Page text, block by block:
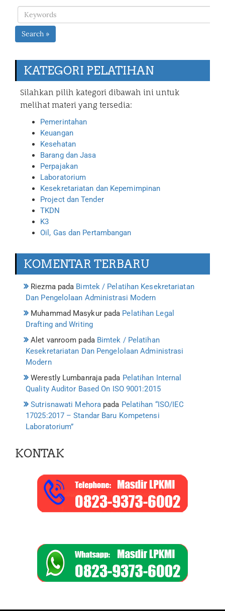
Search »
KATEGORI PELATIHAN
Silahkan pilih kategori dibawah ini untuk
melihat materi yang tersedia:
Pemerintahan
Keuangan
Kesehatan
Barang dan Jasa
Perpajakan
Laboratorium
Kesekretariatan dan Kepemimpinan
Project dan Tender
TKDN
K3
Oil, Gas dan Pertambangan
KOMENTAR TERBARU
Riezmapada Bimtek / Pelatihan Kesekretariatan
Dan Pengelolaan Administrasi Modern
Muhammad Masykurpada Pelatihan Legal
Drafting and Writing
Alet vanroom pada Bimtek / Pelatihan
Kesekretariatan Dan Pengelolaan Administrasi
Modern
Werestly Lumbanraja pada Pelatihan Internal
Quality Auditor Based On ISO 9001:2015
Sutrisnawati Mehora pada Pelatihan “ISO/IEC
17025:2017 – Standar Baru Kompetensi
Laboratorium”
KONTAK